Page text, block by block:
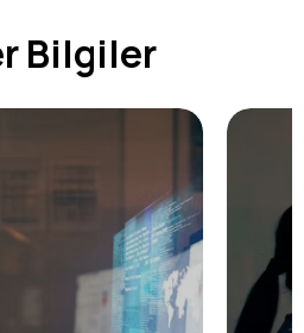
Bilgiler